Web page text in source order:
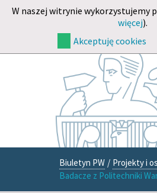
W naszej witrynie wykorzystujemy
więcej).
Akceptuję cookies
Biuletyn PW / Projekty i
Badacze z Politechniki